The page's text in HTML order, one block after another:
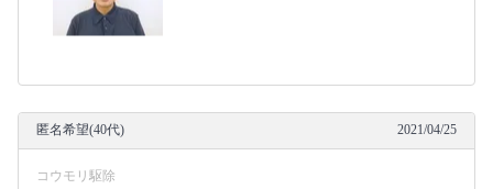
匿名希望(40代) 2021/04/25
コウモリ駆除